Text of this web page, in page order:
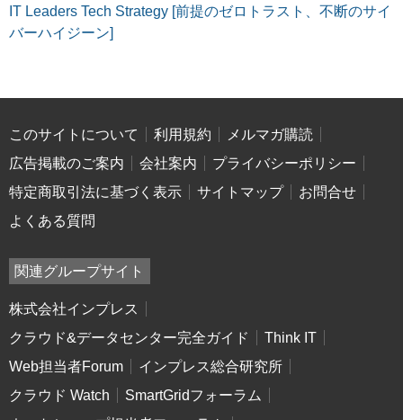
IT Leaders Tech Strategy [前提のゼロトラスト、不断のサイ
バーハイジーン]
このサイトについて 利用規約
メルマガ購読
広告掲載のご案内
会社案内
プライバシーポリシー
特定商取引法に基づく表示
サイトマップ
お問合せ
よくある質問
関連グループサイト
株式会社インプレス
クラウド&データセンター完全ガイド
Think IT
Web担当者Forum
インプレス総合研究所
クラウド Watch
SmartGridフォーラム